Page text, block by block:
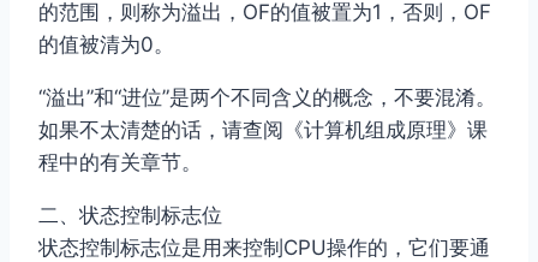
的范围，则称为溢出，OF的值被置为1，否则，OF
的值被清为0。
“溢出”和“进位”是两个不同含义的概念，不要混淆。
如果不太清楚的话，请查阅《计算机组成原理》课
程中的有关章节。
二、状态控制标志位
状态控制标志位是用来控制CPU操作的，它们要通